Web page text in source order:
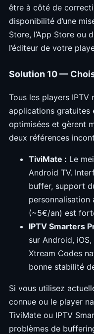
être à côté de
disponibilité d’une
Store, l’App Store ou
l’éditeur de votre
Solution 10 —
Tous les players IPTV
applications gratuites
optimisées et gèrent
deux références
TiviMate : Le
Android TV.
buffer, support
personnalisation
(~5€/an) est
IPTV Smarters
sur Android,
Xtream Codes
bonne stabilité
Si vous utilisez
connue ou le player
TiviMate ou IPTV
problèmes de